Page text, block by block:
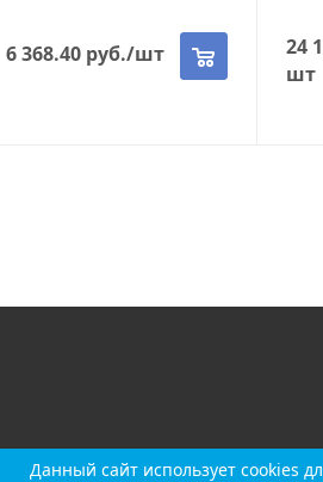
6 368.40руб./шт 24
шт
Данный сайт использует cookies
Данный сайт использует cookies